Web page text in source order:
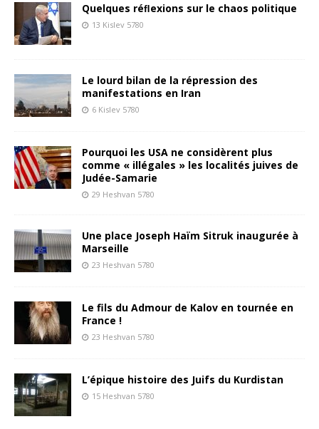
Quelques réﬂexions sur le chaos politique
13 Kislev 5780
Le lourd bilan de la répression des
manifestations en Iran
6 Kislev 5780
Pourquoi les USA ne considèrent plus
comme « illégales » les localités juives de
Judée-Samarie
29 Heshvan 5780
Une place Joseph Haïm Sitruk inaugurée à
Marseille
23 Heshvan 5780
Le fils du Admour de Kalov en tournée en
France !
23 Heshvan 5780
L’épique histoire des Juifs du Kurdistan
15 Heshvan 5780